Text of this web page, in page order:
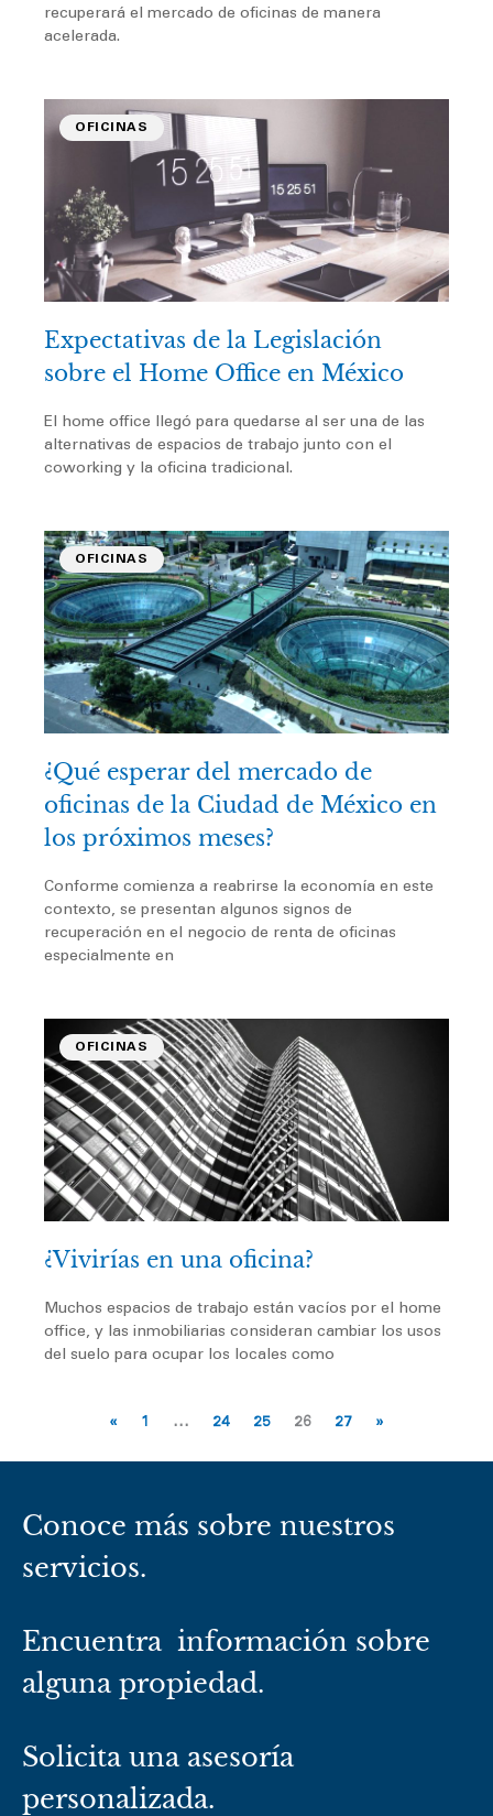
recuperará el mercado de oficinas de manera
acelerada.
OFICINAS
Expectativas de la Legislación
sobre el Home Office en México
El home office llegó para quedarse al ser una de las
alternativas de espacios de trabajo junto con el
coworking y la oficina tradicional.
OFICINAS
¿Qué esperar del mercado de
oficinas de la Ciudad de México en
los próximos meses?
Conforme comienza a reabrirse la economía en este
contexto, se presentan algunos signos de
recuperación en el negocio de renta de oficinas
especialmente en
OFICINAS
¿Vivirías en una oficina?
Muchos espacios de trabajo están vacíos por el home
office, y las inmobiliarias consideran cambiar los usos
del suelo para ocupar los locales como
« 1 … 24 25 26 27 »
Conoce más sobre nuestros
servicios.
Encuentra información sobre
alguna propiedad.
Solicita una asesoría
personalizada.